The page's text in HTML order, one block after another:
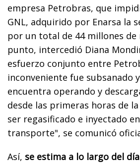
empresa Petrobras, que
GNL, adquirido por Enarsa la
por un total de 44 millones de
punto, intercedió Diana
esfuerzo conjunto entre
inconveniente fue subsanado
encuentra operando y
desde las primeras horas de
ser regasificado e inyectado
transporte", se comunicó
Así, se estima a lo largo del